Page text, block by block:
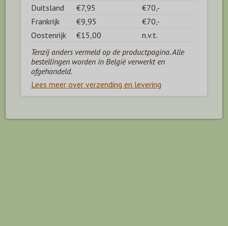
Duitsland
€7,95
€70,-
Frankrijk
€9,95
€70,-
Oostenrijk
€15,00
n.v.t.
Tenzij anders vermeld op de productpagina. Alle
bestellingen worden in België verwerkt en
afgehandeld.
Lees meer over verzending en levering